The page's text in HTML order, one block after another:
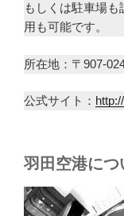
もしくは駐車場
用も可能です。
所在地：〒907-
公式サイト：
羽田空港につ